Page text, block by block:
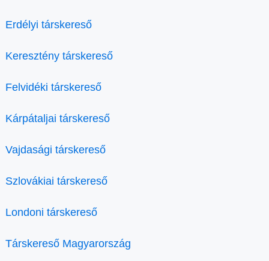
Erdélyi társkereső
Keresztény társkereső
Felvidéki társkereső
Kárpátaljai társkereső
Vajdasági társkereső
Szlovákiai társkereső
Londoni társkereső
Társkereső Magyarország